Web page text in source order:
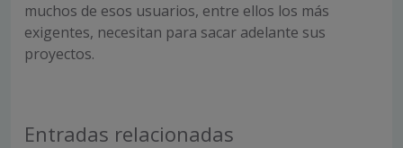
muchos de esos usuarios, entre ellos los más
exigentes, necesitan para sacar adelante sus
proyectos.
Entradas relacionadas